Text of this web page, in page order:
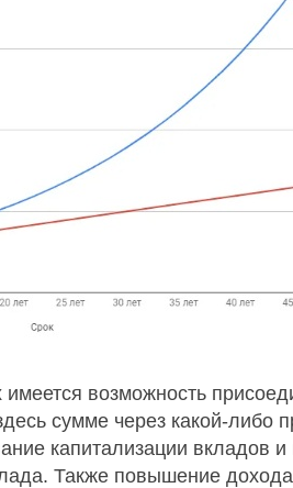
возможность
сумме через какой-либо
капитализации вкладов и
Также повышение